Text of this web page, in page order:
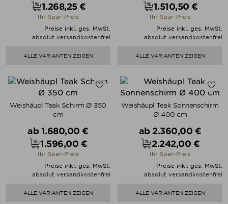
Preis
1.268,25 €
Ihr Spar-Preis
Preise inkl. ges. MwSt.
absolut versandkostenfrei
ALLE VARIANTEN ZEIGEN
Preis
1.510,50 €
Ihr Spar-Preis
Preise inkl. ges. MwSt.
absolut versandkostenfrei
ALLE VARIANTEN ZEIGEN
Weishäupl Teak Schirm Ø 350
cm
Verkaufspreis
ab 1.680,00 €
Preis
1.596,00 €
Ihr Spar-Preis
Preise inkl. ges. MwSt.
absolut versandkostenfrei
ALLE VARIANTEN ZEIGEN
Weishäupl Teak Sonnenschirm
Ø 400 cm
Verkaufspreis
ab 2.360,00 €
Preis
2.242,00 €
Ihr Spar-Preis
Preise inkl. ges. MwSt.
absolut versandkostenfrei
ALLE VARIANTEN ZEIGEN